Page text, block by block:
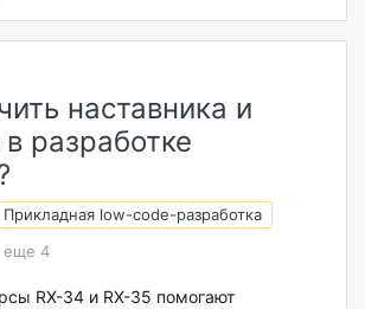
наставника и
разработке
Прикладная low-code-разработка
еще 4
RX-34 и RX-35 помогают